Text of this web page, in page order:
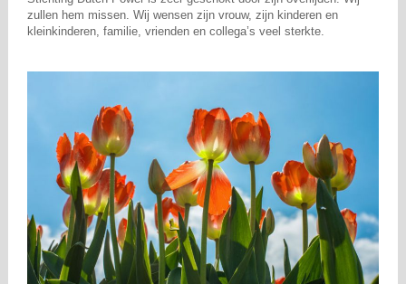
zullen hem missen. Wij wensen zijn vrouw, zijn kinderen en
kleinkinderen, familie, vrienden en collega’s veel sterkte.